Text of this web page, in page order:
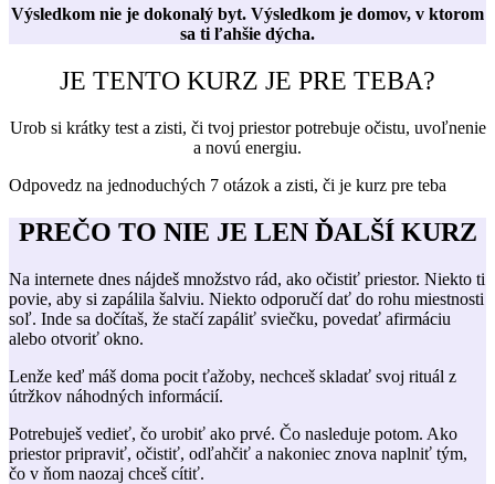
Výsledkom nie je dokonalý byt. Výsledkom je domov, v ktorom
sa ti ľahšie dýcha.
JE TENTO KURZ JE PRE TEBA?
Urob si krátky test a zisti, či tvoj priestor potrebuje očistu, uvoľnenie
a novú energiu.
Odpovedz na jednoduchých 7 otázok a zisti, či je kurz pre teba
PREČO TO NIE JE LEN ĎALŠÍ KURZ
Na internete dnes nájdeš množstvo rád, ako očistiť priestor. Niekto ti
povie, aby si zapálila šalviu. Niekto odporučí dať do rohu miestnosti
soľ. Inde sa dočítaš, že stačí zapáliť sviečku, povedať afirmáciu
alebo otvoriť okno.
Lenže keď máš doma pocit ťažoby, nechceš skladať svoj rituál z
útržkov náhodných informácií.
Potrebuješ vedieť, čo urobiť ako prvé. Čo nasleduje potom. Ako
priestor pripraviť, očistiť, odľahčiť a nakoniec znova naplniť tým,
čo v ňom naozaj chceš cítiť.